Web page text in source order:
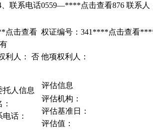
、联系电话0559—****点击查看876 联系
点击查看 权证编号：341****点击查看
利人： 否 他项权利人：
托人信息
电话：
评估信息
评估机构：
评估基准日：
评估值：